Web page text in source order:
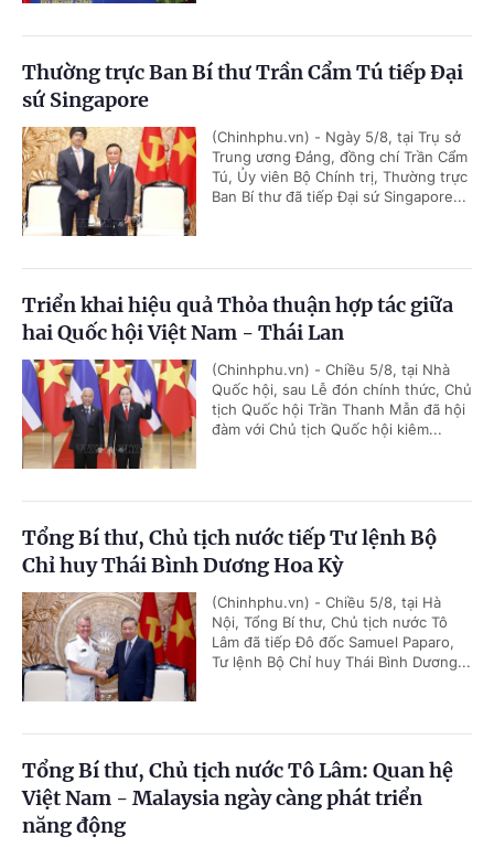
Thường trực Ban Bí thư Trần Cẩm Tú tiếp Đại
sứ Singapore
(Chinhphu.vn) - Ngày 5/8, tại Trụ sở
Trung ương Đảng, đồng chí Trần Cẩm
Tú, Ủy viên Bộ Chính trị, Thường trực
Ban Bí thư đã tiếp Đại sứ Singapore...
Triển khai hiệu quả Thỏa thuận hợp tác giữa
hai Quốc hội Việt Nam - Thái Lan
(Chinhphu.vn) - Chiều 5/8, tại Nhà
Quốc hội, sau Lễ đón chính thức, Chủ
tịch Quốc hội Trần Thanh Mẫn đã hội
đàm với Chủ tịch Quốc hội kiêm...
Tổng Bí thư, Chủ tịch nước tiếp Tư lệnh Bộ
Chỉ huy Thái Bình Dương Hoa Kỳ
(Chinhphu.vn) - Chiều 5/8, tại Hà
Nội, Tổng Bí thư, Chủ tịch nước Tô
Lâm đã tiếp Đô đốc Samuel Paparo,
Tư lệnh Bộ Chỉ huy Thái Bình Dương...
Tổng Bí thư, Chủ tịch nước Tô Lâm: Quan hệ
Việt Nam - Malaysia ngày càng phát triển
năng động